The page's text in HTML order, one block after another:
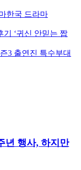
한국 드라마
기 ‘귀신 안믿는 짭
3 출연진 특수부대
년 행사, 하지만